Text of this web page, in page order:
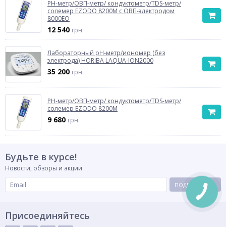
PH-метр/ОВП-метр/ кондуктометр/TDS-метр/
солемер EZODO 8200M с ОВП-электродом
8000EO
12 540 грн.
Лабораторный pH-метр/иономер (без
электрода) HORIBA LAQUA-ION2000
35 200 грн.
PH-метр/ОВП-метр/ кондуктометр/TDS-метр/
солемер EZODO 8200M
9 680 грн.
Будьте в курсе!
Новости, обзоры и акции
ПОДПИСАТЬСЯ
Присоединяйтесь